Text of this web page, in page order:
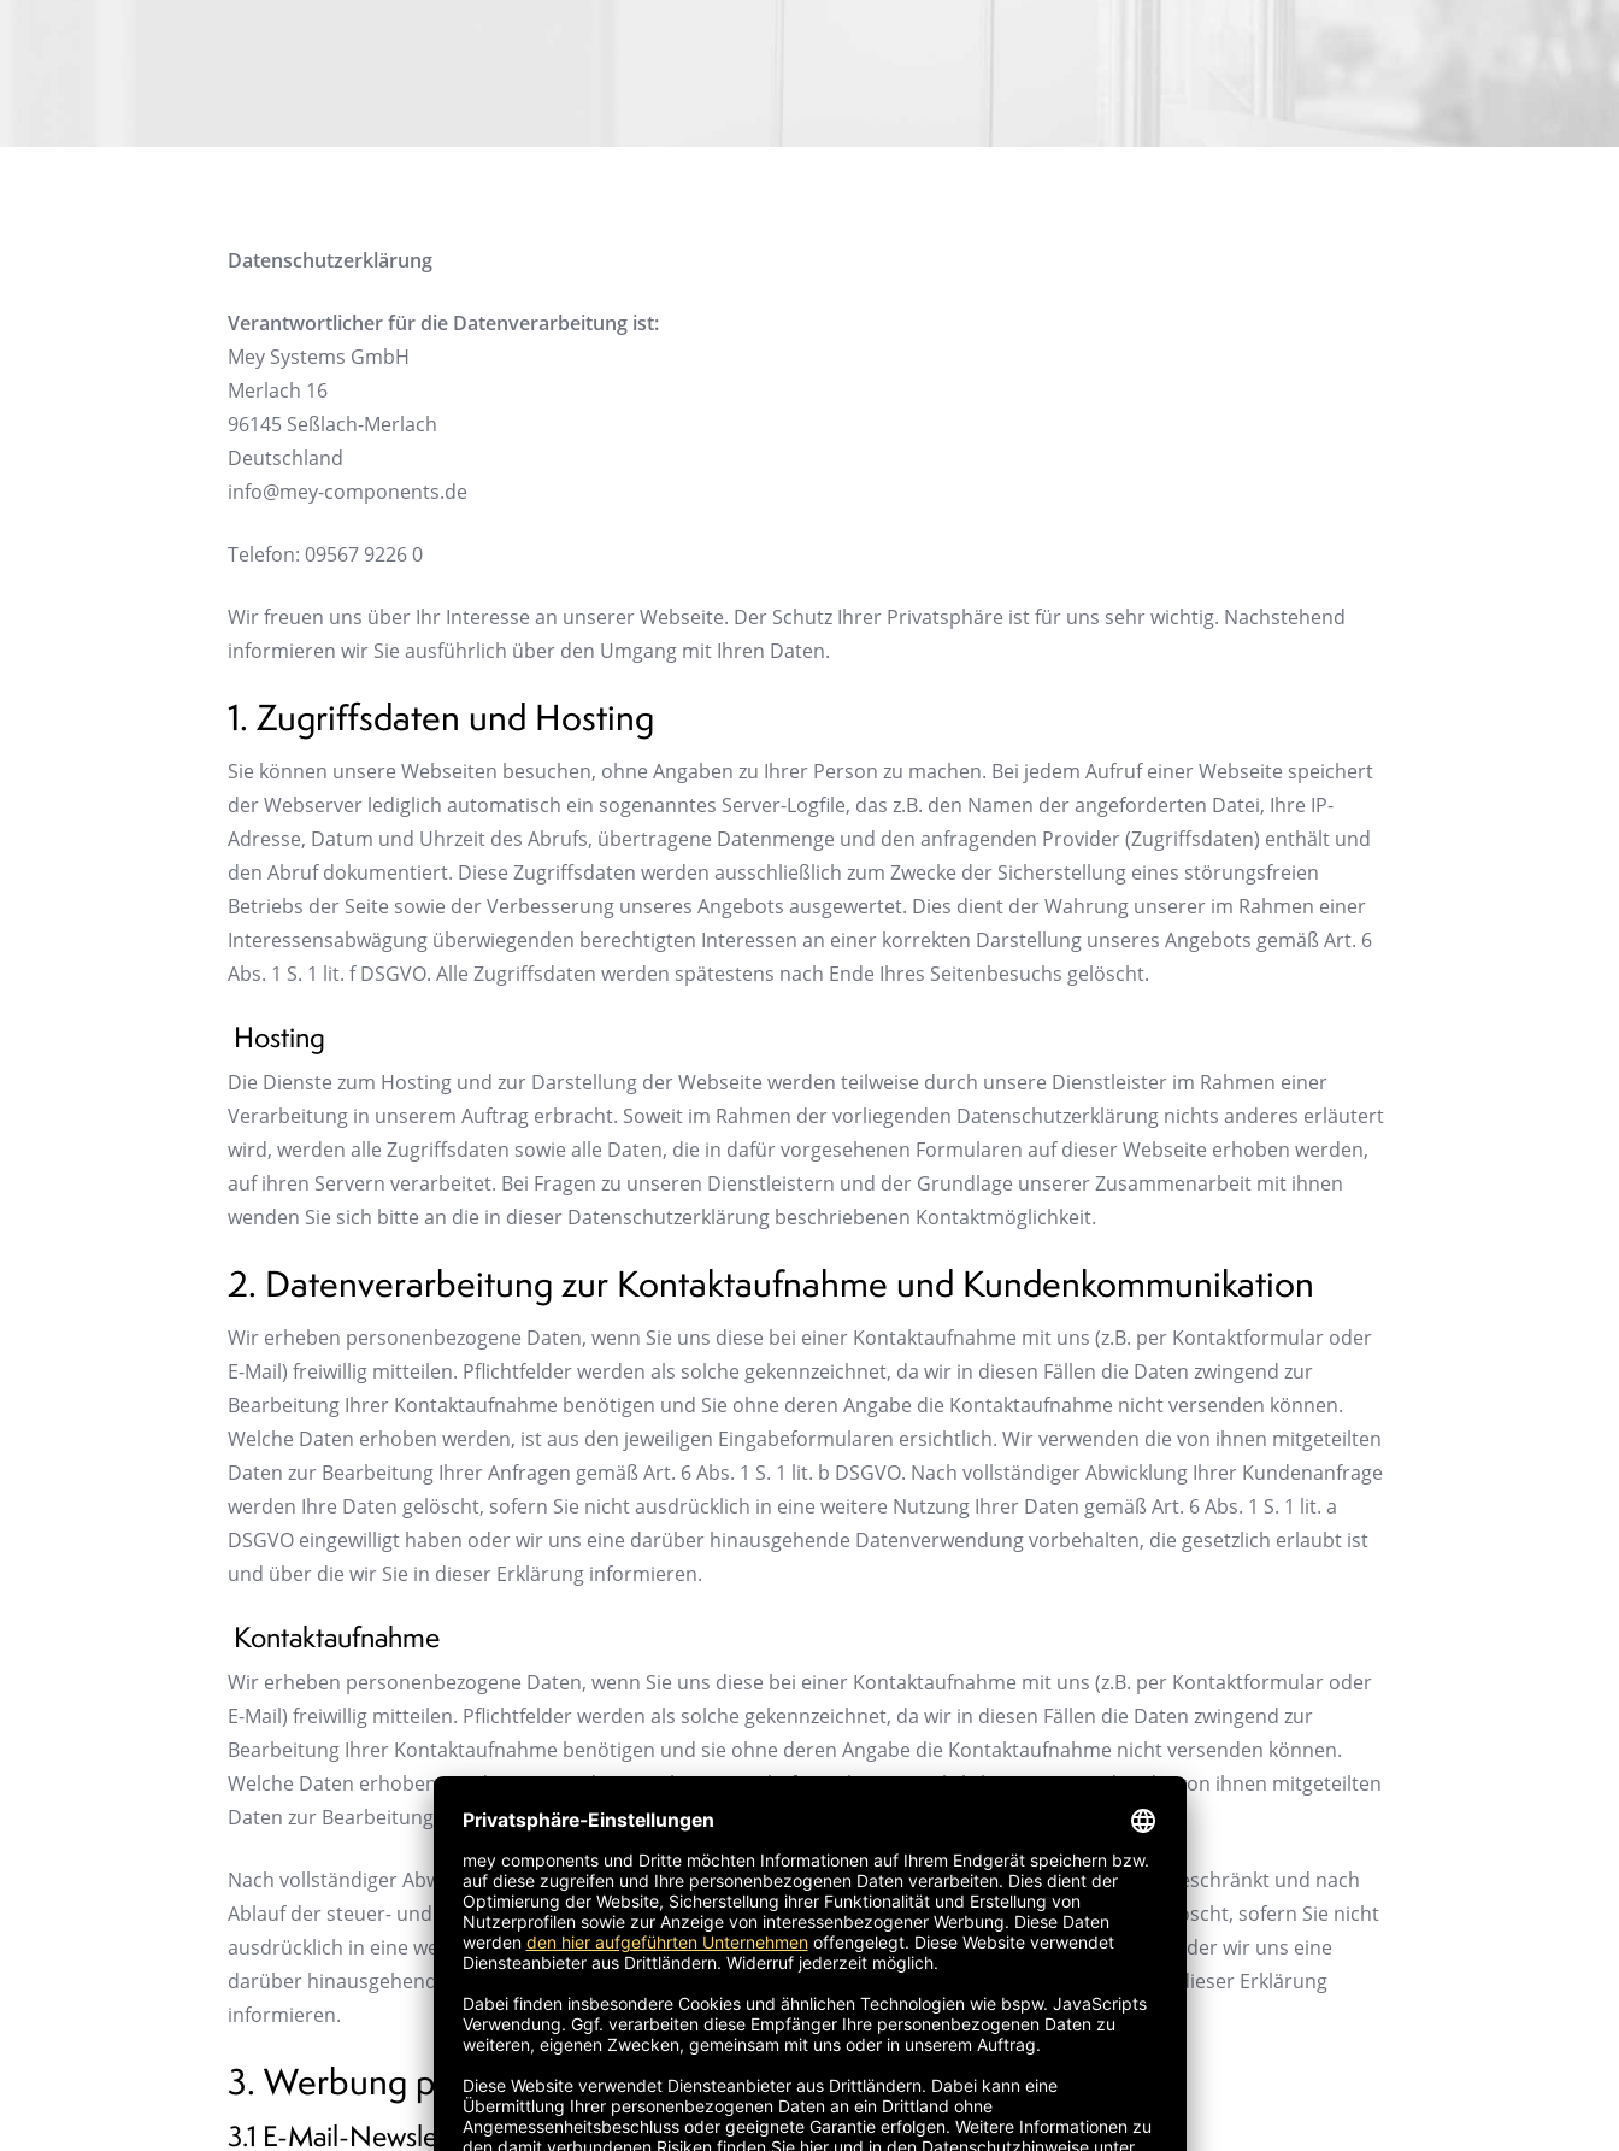
Datenschutzerklärung
Verantwortlicher für die Datenverarbeitung ist:
Mey Systems GmbH
Merlach 16
96145 Seßlach-Merlach
Deutschland
info@mey-components.de
Telefon: 09567 9226 0
Wir freuen uns über Ihr Interesse an unserer Webseite. Der Schutz Ihrer Privatsphäre ist für uns sehr wichtig. Nachstehend
informieren wir Sie ausführlich über den Umgang mit Ihren Daten.
1. Zugriffsdaten und Hosting
Sie können unsere Webseiten besuchen, ohne Angaben zu Ihrer Person zu machen. Bei jedem Aufruf einer Webseite speichert
der Webserver lediglich automatisch ein sogenanntes Server-Logfile, das z.B. den Namen der angeforderten Datei, Ihre IP-
Adresse, Datum und Uhrzeit des Abrufs, übertragene Datenmenge und den anfragenden Provider (Zugriffsdaten) enthält und
den Abruf dokumentiert. Diese Zugriffsdaten werden ausschließlich zum Zwecke der Sicherstellung eines störungsfreien
Betriebs der Seite sowie der Verbesserung unseres Angebots ausgewertet. Dies dient der Wahrung unserer im Rahmen einer
Interessensabwägung überwiegenden berechtigten Interessen an einer korrekten Darstellung unseres Angebots gemäß Art. 6
Abs. 1 S. 1 lit. f DSGVO. Alle Zugriffsdaten werden spätestens nach Ende Ihres Seitenbesuchs gelöscht.
Hosting
Die Dienste zum Hosting und zur Darstellung der Webseite werden teilweise durch unsere Dienstleister im Rahmen einer
Verarbeitung in unserem Auftrag erbracht. Soweit im Rahmen der vorliegenden Datenschutzerklärung nichts anderes erläutert
wird, werden alle Zugriffsdaten sowie alle Daten, die in dafür vorgesehenen Formularen auf dieser Webseite erhoben werden,
auf ihren Servern verarbeitet. Bei Fragen zu unseren Dienstleistern und der Grundlage unserer Zusammenarbeit mit ihnen
wenden Sie sich bitte an die in dieser Datenschutzerklärung beschriebenen Kontaktmöglichkeit.
2. Datenverarbeitung zur Kontaktaufnahme und Kundenkommunikation
Wir erheben personenbezogene Daten, wenn Sie uns diese bei einer Kontaktaufnahme mit uns (z.B. per Kontaktformular oder
E-Mail) freiwillig mitteilen. Pflichtfelder werden als solche gekennzeichnet, da wir in diesen Fällen die Daten zwingend zur
Bearbeitung Ihrer Kontaktaufnahme benötigen und Sie ohne deren Angabe die Kontaktaufnahme nicht versenden können.
Welche Daten erhoben werden, ist aus den jeweiligen Eingabeformularen ersichtlich. Wir verwenden die von ihnen mitgeteilten
Daten zur Bearbeitung Ihrer Anfragen gemäß Art. 6 Abs. 1 S. 1 lit. b DSGVO. Nach vollständiger Abwicklung Ihrer Kundenanfrage
werden Ihre Daten gelöscht, sofern Sie nicht ausdrücklich in eine weitere Nutzung Ihrer Daten gemäß Art. 6 Abs. 1 S. 1 lit. a
DSGVO eingewilligt haben oder wir uns eine darüber hinausgehende Datenverwendung vorbehalten, die gesetzlich erlaubt ist
und über die wir Sie in dieser Erklärung informieren.
Kontaktaufnahme
Wir erheben personenbezogene Daten, wenn Sie uns diese bei einer Kontaktaufnahme mit uns (z.B. per Kontaktformular oder
E-Mail) freiwillig mitteilen. Pflichtfelder werden als solche gekennzeichnet, da wir in diesen Fällen die Daten zwingend zur
Bearbeitung Ihrer Kontaktaufnahme benötigen und sie ohne deren Angabe die Kontaktaufnahme nicht versenden können.
Welche Daten erhoben werden, ist aus den jeweiligen Eingabeformularen ersichtlich. Wir verwenden die von ihnen mitgeteilten
Daten zur Bearbeitung Ihrer Anfragen gemäß Art. 6 Abs. 1 S. 1 lit. b DSGVO.
Nach vollständiger Abwicklung Ihrer Kundenanfrage werden Ihre Daten für die weitere Verarbeitung eingeschränkt und nach
Ablauf der steuer- und handelsrechtlichen Aufbewahrungsfristen gemäß Art. 6 Abs. 1 S. 1 lit. c DSGVO gelöscht, sofern Sie nicht
ausdrücklich in eine weitere Nutzung Ihrer Daten gemäß Art. 6 Abs. 1 S. 1 lit. a DSGVO eingewilligt haben oder wir uns eine
darüber hinausgehende Datenverwendung vorbehalten, die gesetzlich erlaubt ist und über die wir Sie in dieser Erklärung
informieren.
3. Werbung per E-Mail, Post, Telefon
3.1 E-Mail-Newsletter mit Anmeldung und Newsletter-Tracking